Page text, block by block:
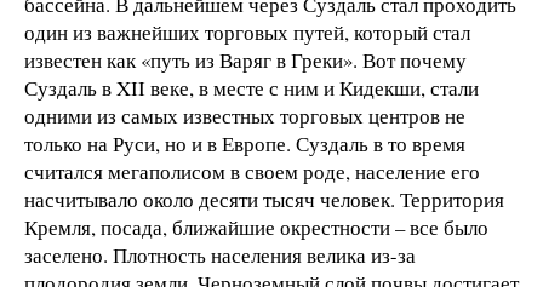
один из важнейших торговых путей, который стал
известен как «путь из Варяг в Греки». Вот почему
Суздаль в XII веке, в месте с ним и Кидекши, стали
одними из самых известных торговых центров не
только на Руси, но и в Европе. Суздаль в то время
считался мегаполисом в своем роде, население его
насчитывало около десяти тысяч человек. Территория
Кремля, посада, ближайшие окрестности – все было
заселено. Плотность населения велика из-за